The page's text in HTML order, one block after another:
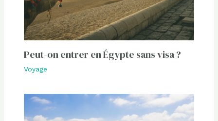
Peut-on entrer en Égypte sans visa ?
Voyage